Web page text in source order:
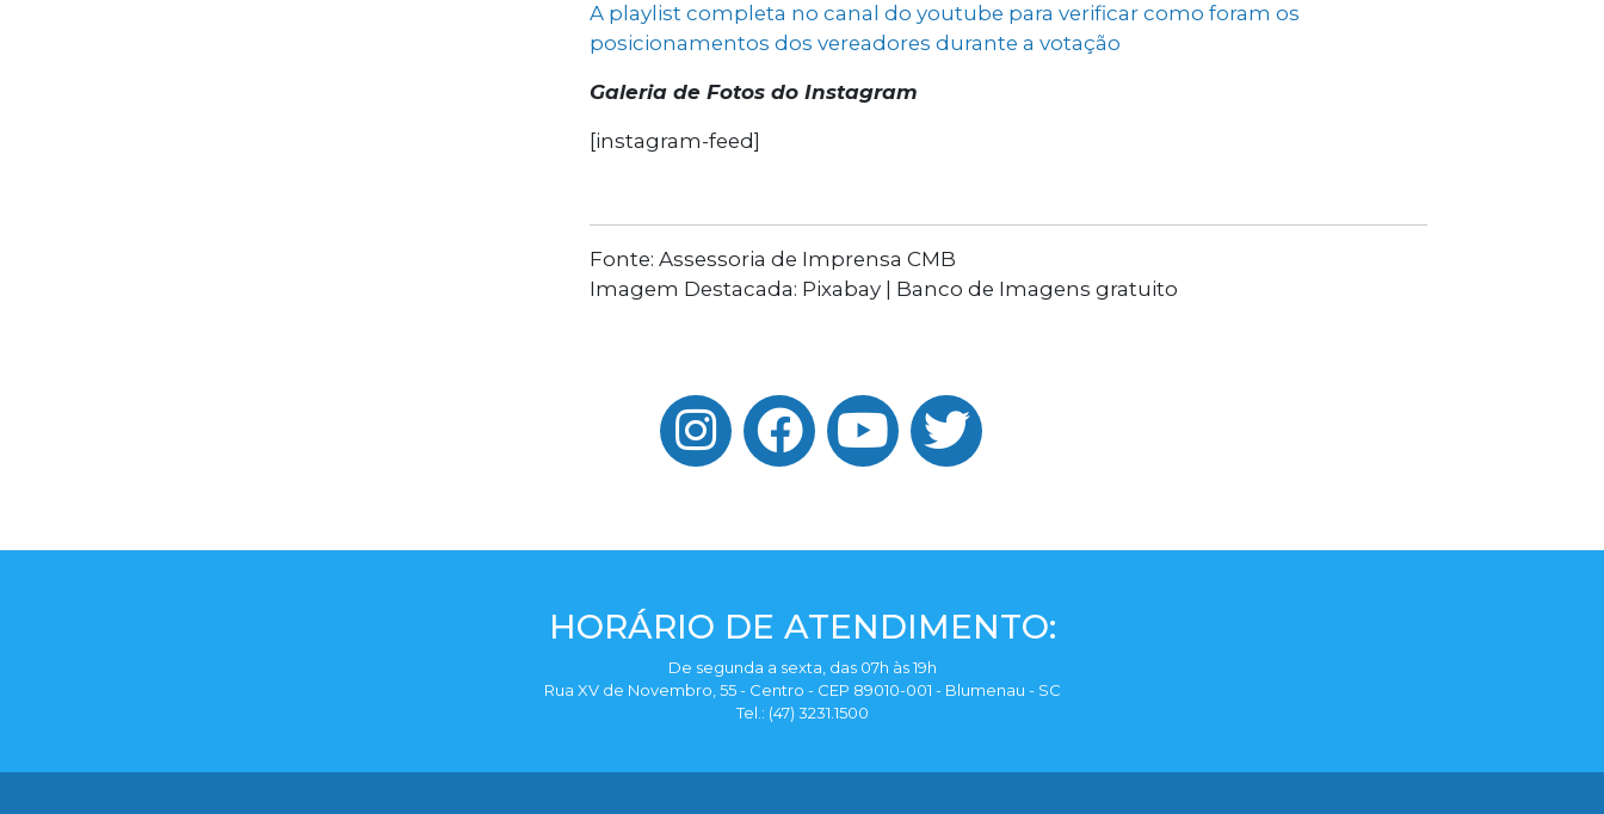
A playlist completa no canal do youtube para verificar como foram os
posicionamentos dos vereadores durante a votação
Galeria de Fotos do Instagram
[instagram-feed]
Fonte: Assessoria de Imprensa CMB
Imagem Destacada: Pixabay | Banco de Imagens gratuito
HORÁRIO DE ATENDIMENTO:
De segunda a sexta, das 07h às 19h
Rua XV de Novembro, 55 - Centro - CEP 89010-001 - Blumenau - SC
Tel.: (47) 3231.1500